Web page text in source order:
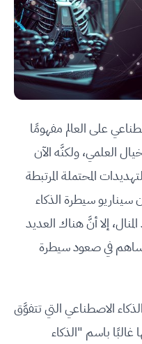
على العالم مفهومًا
العلمي، ولكنَّه الآن
المحتملة المرتبطة
سيناريو سيطرة الذكاء
إلا أنَّ هناك العديد
تساهم في صعود سيطرة
الاصطناعي التي تتفوَّق
غالبًا باسم "الذكاء